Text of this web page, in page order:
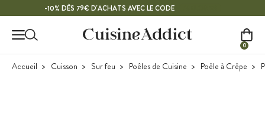
Contenu principal-10% DÈS 79€ D'ACHATS AVEC LE CODE
0
Accueil Cuisson Sur feu Poêles de Cuisine Poêle à Crêpe